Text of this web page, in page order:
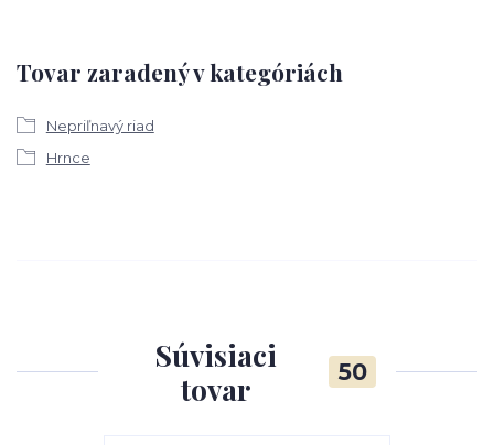
Tovar zaradený v kategóriách
Nepriľnavý riad
Hrnce
Súvisiaci
tovar
50